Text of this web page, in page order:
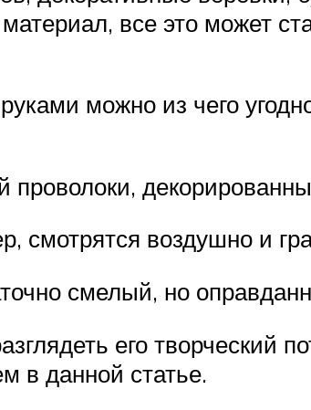
все это может
можно из чего
смотрятся воздушно и
смелый, но
его творческий
в данной статье.